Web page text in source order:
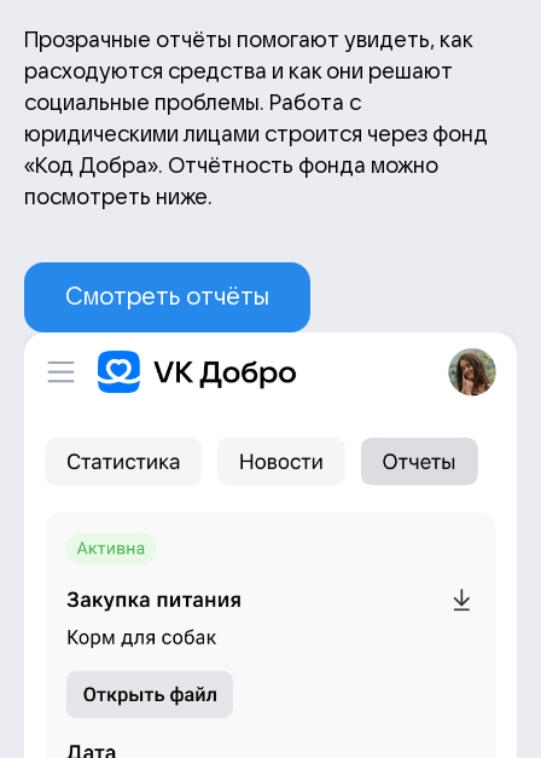
Прозрачные отчёты помогают увидеть, как
расходуются средства и как они решают
социальные проблемы. Работа с
юридическими лицами строится через фонд
«Код Добра». Отчётность фонда можно
посмотреть ниже.
Смотреть отчёты